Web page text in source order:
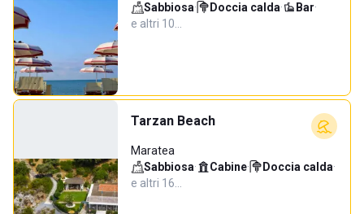
Sabbiosa· Doccia calda· Bar·
e altri 10…
Tarzan Beach
Maratea
Sabbiosa· Cabine· Doccia calda·
e altri 16…